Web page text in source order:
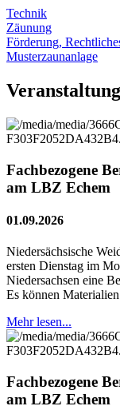
Technik
Zäunung
Förderung,
Musterzaunanlage
Fachbezogene
am LBZ Echem
01.09.2026
Niedersächsische
ersten Dienstag im
Niedersachsen eine
Es können
Mehr lesen...
Fachbezogene
am LBZ Echem